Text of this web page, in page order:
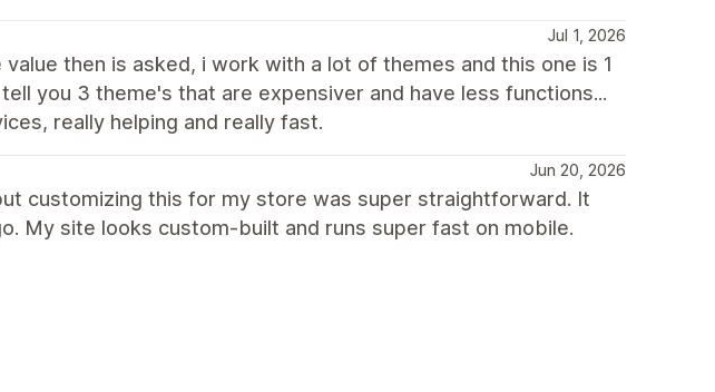
Jul 1, 2026
then is asked, i work with a lot of themes and this one is 1
you 3 theme's that are expensiver and have less functions...
really helping and really fast.
Jun 20, 2026
customizing this for my store was super straightforward. It
My site looks custom-built and runs super fast on mobile.